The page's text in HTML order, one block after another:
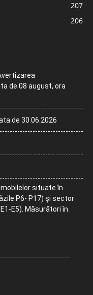
207
206
de 08 august, ora
de 30.06.2026
situate în
P6- P17) și sector
E5). Măsurători în